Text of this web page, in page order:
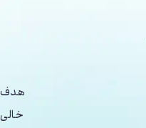
هدف
خالی